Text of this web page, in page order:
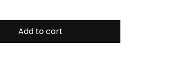
Add to cart